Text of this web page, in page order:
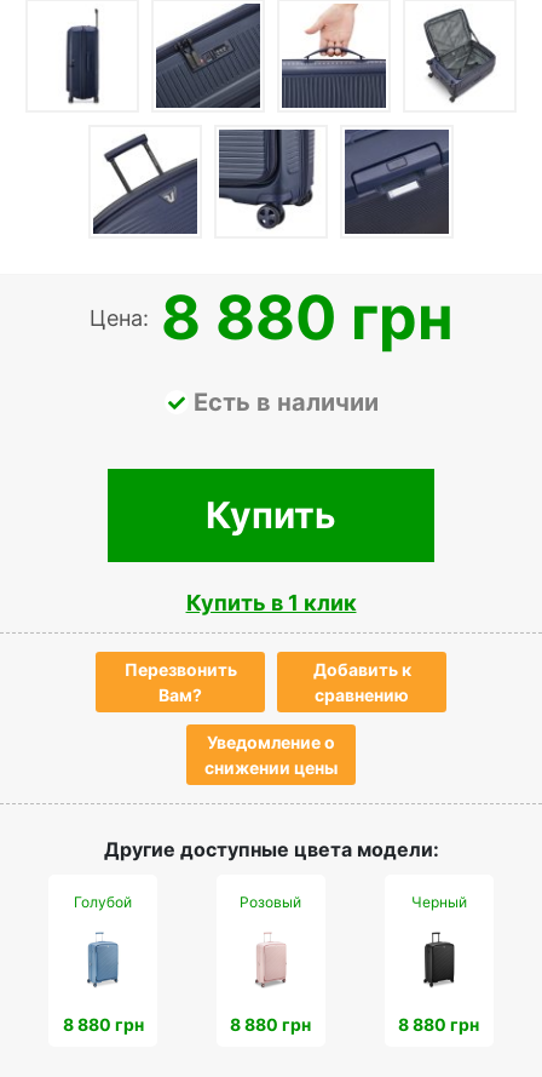
Цена: 8 880 грн
Есть в наличии
Купить
Купить в 1 клик
Перезвонить
Вам?
Добавить к
сравнению
Уведомление о
снижении цены
Другие доступные цвета модели:
Голубой
8 880 грн
Розовый
8 880 грн
Черный
8 880 грн